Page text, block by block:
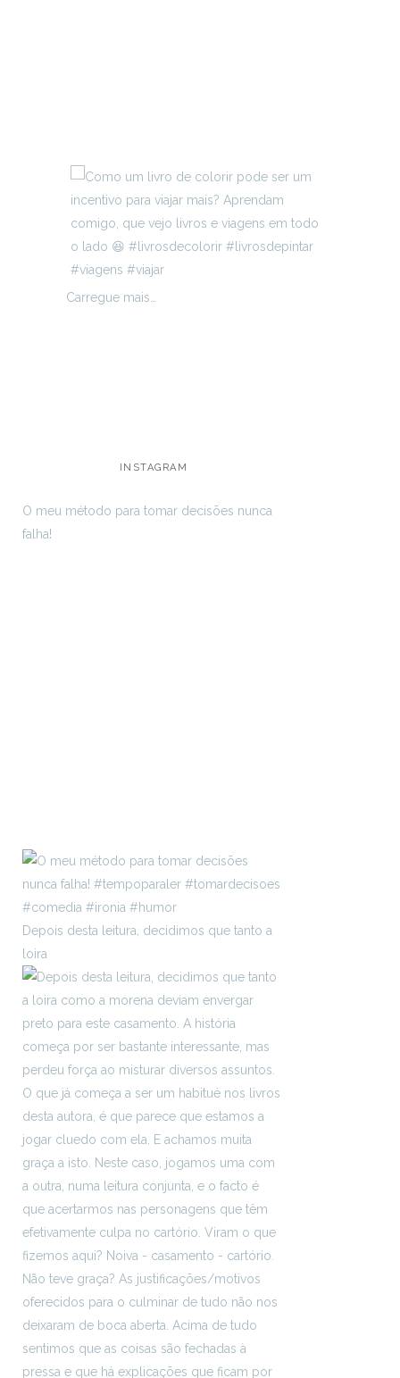
Carregue mais…
INSTAGRAM
O meu método para tomar decisões nunca
falha!
Depois desta leitura, decidimos que tanto a
loira